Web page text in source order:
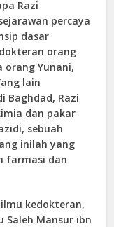
Razi
percaya
dasar
orang
orang Yunani,
lain
Baghdad, Razi
dan pakar
sebuah
inilah yang
farmasi dan
kedokteran,
Saleh Mansur ibn